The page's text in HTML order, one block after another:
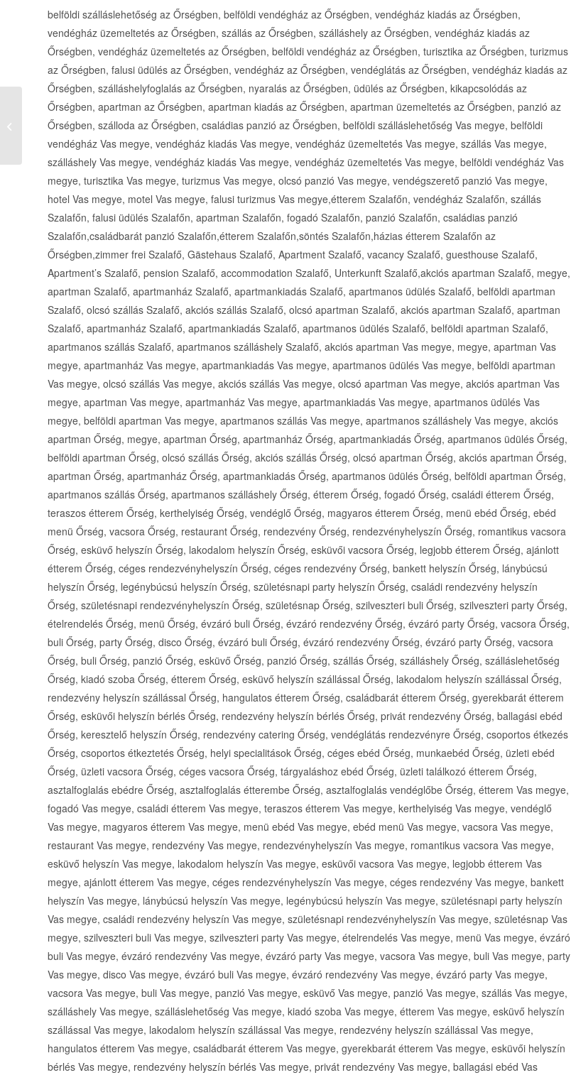
belföldi szálláslehetőség az Őrségben, belföldi vendégház az Őrségben, vendégház kiadás az Őrségben,
vendégház üzemeltetés az Őrségben, szállás az Őrségben, szálláshely az Őrségben, vendégház kiadás az
Őrségben, vendégház üzemeltetés az Őrségben, belföldi vendégház az Őrségben, turisztika az Őrségben, turizmus
az Őrségben, falusi üdülés az Őrségben, vendégház az Őrségben, vendéglátás az Őrségben, vendégház kiadás az
Őrségben, szálláshelyfoglalás az Őrségben, nyaralás az Őrségben, üdülés az Őrségben, kikapcsolódás az
Őrségben, apartman az Őrségben, apartman kiadás az Őrségben, apartman üzemeltetés az Őrségben, panzió az
Őrségben, szálloda az Őrségben, családias panzió az Őrségben, belföldi szálláslehetőség Vas megye, belföldi
vendégház Vas megye, vendégház kiadás Vas megye, vendégház üzemeltetés Vas megye, szállás Vas megye,
szálláshely Vas megye, vendégház kiadás Vas megye, vendégház üzemeltetés Vas megye, belföldi vendégház Vas
megye, turisztika Vas megye, turizmus Vas megye, olcsó panzió Vas megye, vendégszerető panzió Vas megye,
hotel Vas megye, motel Vas megye, falusi turizmus Vas megye,étterem Szalafőn, vendégház Szalafőn, szállás
Szalafőn, falusi üdülés Szalafőn, apartman Szalafőn, fogadó Szalafőn, panzió Szalafőn, családias panzió
Szalafőn,családbarát panzió Szalafőn,étterem Szalafőn,söntés Szalafőn,házias étterem Szalafőn az
Őrségben,zimmer frei Szalafő, Gästehaus Szalafő, Apartment Szalafő, vacancy Szalafő, guesthouse Szalafő,
Apartment’s Szalafő, pension Szalafő, accommodation Szalafő, Unterkunft Szalafő,akciós apartman Szalafő, megye,
apartman Szalafő, apartmanház Szalafő, apartmankiadás Szalafő, apartmanos üdülés Szalafő, belföldi apartman
Szalafő, olcsó szállás Szalafő, akciós szállás Szalafő, olcsó apartman Szalafő, akciós apartman Szalafő, apartman
Szalafő, apartmanház Szalafő, apartmankiadás Szalafő, apartmanos üdülés Szalafő, belföldi apartman Szalafő,
apartmanos szállás Szalafő, apartmanos szálláshely Szalafő, akciós apartman Vas megye, megye, apartman Vas
megye, apartmanház Vas megye, apartmankiadás Vas megye, apartmanos üdülés Vas megye, belföldi apartman
Vas megye, olcsó szállás Vas megye, akciós szállás Vas megye, olcsó apartman Vas megye, akciós apartman Vas
megye, apartman Vas megye, apartmanház Vas megye, apartmankiadás Vas megye, apartmanos üdülés Vas
megye, belföldi apartman Vas megye, apartmanos szállás Vas megye, apartmanos szálláshely Vas megye, akciós
apartman Őrség, megye, apartman Őrség, apartmanház Őrség, apartmankiadás Őrség, apartmanos üdülés Őrség,
belföldi apartman Őrség, olcsó szállás Őrség, akciós szállás Őrség, olcsó apartman Őrség, akciós apartman Őrség,
apartman Őrség, apartmanház Őrség, apartmankiadás Őrség, apartmanos üdülés Őrség, belföldi apartman Őrség,
apartmanos szállás Őrség, apartmanos szálláshely Őrség, étterem Őrség, fogadó Őrség, családi étterem Őrség,
teraszos étterem Őrség, kerthelyiség Őrség, vendéglő Őrség, magyaros étterem Őrség, menü ebéd Őrség, ebéd
menü Őrség, vacsora Őrség, restaurant Őrség, rendezvény Őrség, rendezvényhelyszín Őrség, romantikus vacsora
Őrség, esküvő helyszín Őrség, lakodalom helyszín Őrség, esküvői vacsora Őrség, legjobb étterem Őrség, ajánlott
étterem Őrség, céges rendezvényhelyszín Őrség, céges rendezvény Őrség, bankett helyszín Őrség, lánybúcsú
helyszín Őrség, legénybúcsú helyszín Őrség, születésnapi party helyszín Őrség, családi rendezvény helyszín
Őrség, születésnapi rendezvényhelyszín Őrség, születésnap Őrség, szilveszteri buli Őrség, szilveszteri party Őrség,
ételrendelés Őrség, menü Őrség, évzáró buli Őrség, évzáró rendezvény Őrség, évzáró party Őrség, vacsora Őrség,
buli Őrség, party Őrség, disco Őrség, évzáró buli Őrség, évzáró rendezvény Őrség, évzáró party Őrség, vacsora
Őrség, buli Őrség, panzió Őrség, esküvő Őrség, panzió Őrség, szállás Őrség, szálláshely Őrség, szálláslehetőség
Őrség, kiadó szoba Őrség, étterem Őrség, esküvő helyszín szállással Őrség, lakodalom helyszín szállással Őrség,
rendezvény helyszín szállással Őrség, hangulatos étterem Őrség, családbarát étterem Őrség, gyerekbarát étterem
Őrség, esküvői helyszín bérlés Őrség, rendezvény helyszín bérlés Őrség, privát rendezvény Őrség, ballagási ebéd
Őrség, keresztelő helyszín Őrség, rendezvény catering Őrség, vendéglátás rendezvényre Őrség, csoportos étkezés
Őrség, csoportos étkeztetés Őrség, helyi specialitások Őrség, céges ebéd Őrség, munkaebéd Őrség, üzleti ebéd
Őrség, üzleti vacsora Őrség, céges vacsora Őrség, tárgyaláshoz ebéd Őrség, üzleti találkozó étterem Őrség,
asztalfoglalás ebédre Őrség, asztalfoglalás étterembe Őrség, asztalfoglalás vendéglőbe Őrség, étterem Vas megye,
fogadó Vas megye, családi étterem Vas megye, teraszos étterem Vas megye, kerthelyiség Vas megye, vendéglő
Vas megye, magyaros étterem Vas megye, menü ebéd Vas megye, ebéd menü Vas megye, vacsora Vas megye,
restaurant Vas megye, rendezvény Vas megye, rendezvényhelyszín Vas megye, romantikus vacsora Vas megye,
esküvő helyszín Vas megye, lakodalom helyszín Vas megye, esküvői vacsora Vas megye, legjobb étterem Vas
megye, ajánlott étterem Vas megye, céges rendezvényhelyszín Vas megye, céges rendezvény Vas megye, bankett
helyszín Vas megye, lánybúcsú helyszín Vas megye, legénybúcsú helyszín Vas megye, születésnapi party helyszín
Vas megye, családi rendezvény helyszín Vas megye, születésnapi rendezvényhelyszín Vas megye, születésnap Vas
megye, szilveszteri buli Vas megye, szilveszteri party Vas megye, ételrendelés Vas megye, menü Vas megye, évzáró
buli Vas megye, évzáró rendezvény Vas megye, évzáró party Vas megye, vacsora Vas megye, buli Vas megye, party
Vas megye, disco Vas megye, évzáró buli Vas megye, évzáró rendezvény Vas megye, évzáró party Vas megye,
vacsora Vas megye, buli Vas megye, panzió Vas megye, esküvő Vas megye, panzió Vas megye, szállás Vas megye,
szálláshely Vas megye, szálláslehetőség Vas megye, kiadó szoba Vas megye, étterem Vas megye, esküvő helyszín
szállással Vas megye, lakodalom helyszín szállással Vas megye, rendezvény helyszín szállással Vas megye,
hangulatos étterem Vas megye, családbarát étterem Vas megye, gyerekbarát étterem Vas megye, esküvői helyszín
bérlés Vas megye, rendezvény helyszín bérlés Vas megye, privát rendezvény Vas megye, ballagási ebéd Vas
Erdei Vendégház
Jászberény
(Szálláshelytudakozó)